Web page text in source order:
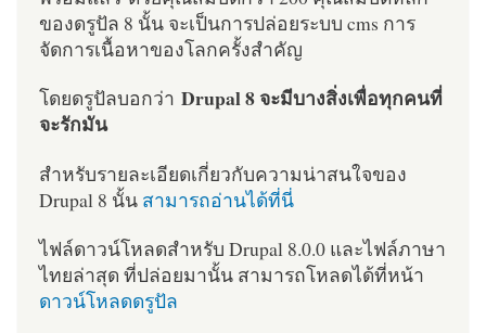
ของดรูปัล 8 นั้น จะเป็นการปล่อยระบบ cms การ
จัดการเนื้อหาของโลกครั้งสำคัญ
โดยดรูปัลบอกว่า Drupal 8 จะมีบางสิ่งเพื่อทุกคนที่
จะรักมัน
สำหรับรายละเอียดเกี่ยวกับความน่าสนใจของ
Drupal 8 นั้น สามารถอ่านได้ที่นี่
ไฟล์ดาวน์โหลดสำหรับ Drupal 8.0.0 และไฟล์ภาษา
ไทยล่าสุด ที่ปล่อยมานั้น สามารถโหลดได้ที่หน้า
ดาวน์โหลดดรูปัล